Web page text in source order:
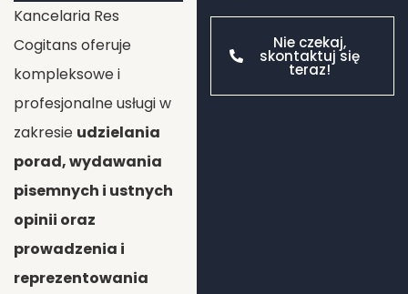
Kancelaria Res
Cogitans oferuje
kompleksowe i
profesjonalne usługi w
zakresie udzielania
porad, wydawania
pisemnych i ustnych
opinii oraz
prowadzenia i
reprezentowania
Nie czekaj,
skontaktuj się
teraz!